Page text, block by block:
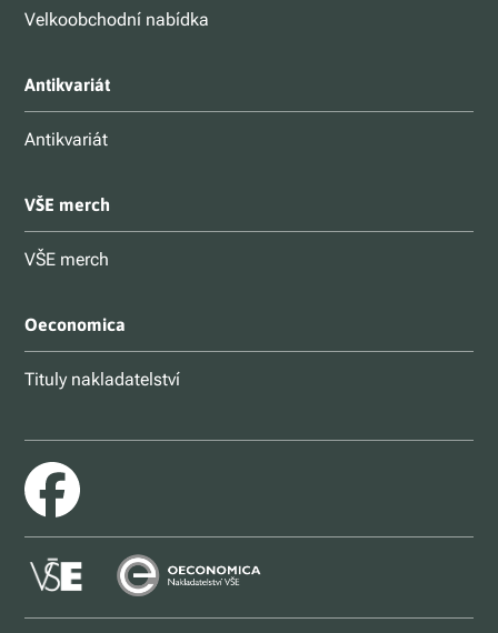
Velkoobchodní nabídka
Antikvariát
Antikvariát
VŠE merch
VŠE merch
Oeconomica
Tituly nakladatelství